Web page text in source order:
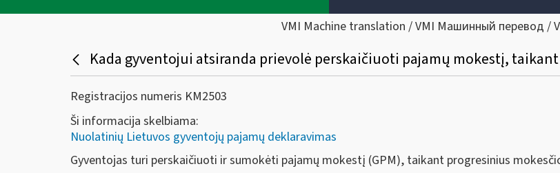
VMI Machine translation / VMI Машинный перевод /
Kada gyventojui atsiranda prievolė perskaičiuoti pajamų mokestį,
Registracijos numeris KM2503
Ši informacija skelbiama:
Nuolatinių Lietuvos gyventojų pajamų deklaravimas
Gyventojas turi perskaičiuoti ir sumokėti pajamų mokestį (GPM), taikant progresinius